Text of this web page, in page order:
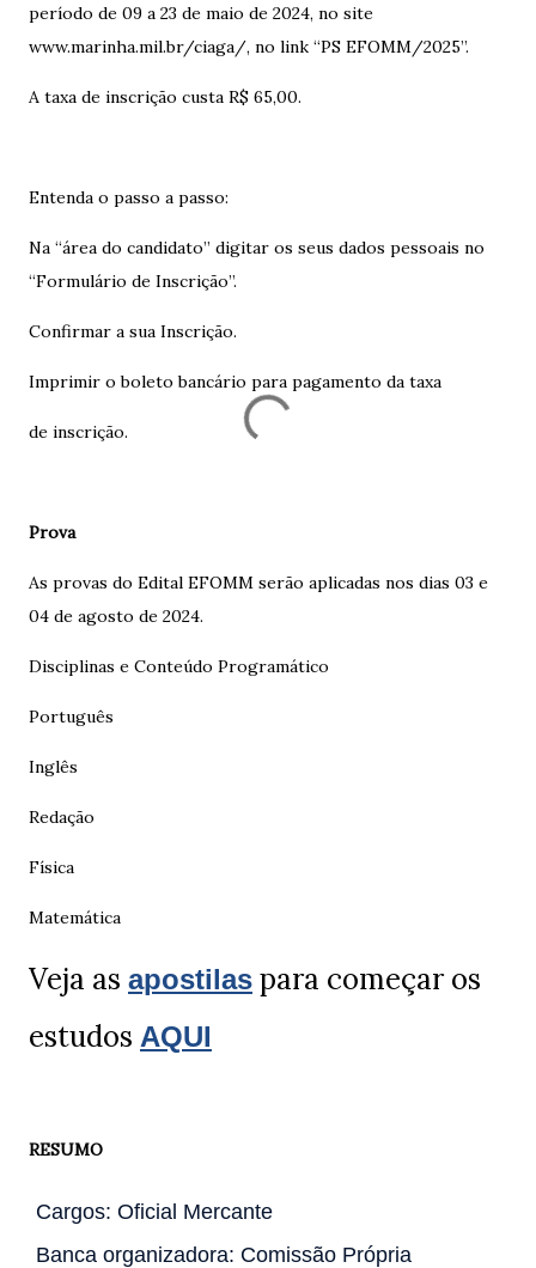
período de 09 a 23 de maio de 2024, no site
www.marinha.mil.br/ciaga/, no link “PS EFOMM/2025”.
A taxa de inscrição custa R$ 65,00.
Entenda o passo a passo:
Na “área do candidato” digitar os seus dados pessoais no
“Formulário de Inscrição”.
Confirmar a sua Inscrição.
Imprimir o boleto bancário para pagamento da taxa
de inscrição.
Prova
As provas do Edital EFOMM serão aplicadas nos dias 03 e
04 de agosto de 2024.
Disciplinas e Conteúdo Programático
Português
Inglês
Redação
Física
Matemática
Veja as apostilas para começar os
estudos AQUI
RESUMO
Cargos: Oficial Mercante
Banca organizadora: Comissão Própria